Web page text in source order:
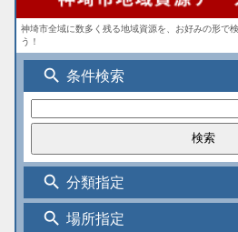
神埼市全域に数多く残る地域資源を、お好みの形で
う！
search 条件検索
search 分類指定
search 場所指定